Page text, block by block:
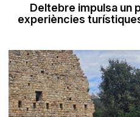
Deltebre impulsa un
experiències